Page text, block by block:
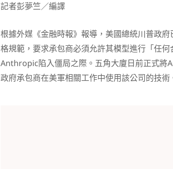
記者彭夢竺／編譯
根據外媒《金融時報》報導，美國總統川普政
格規範，要求承包商必須允許其模型進行「任
Anthropic陷入僵局之際。五角大廈日前正式將
政府承包商在美軍相關工作中使用該公司的技術